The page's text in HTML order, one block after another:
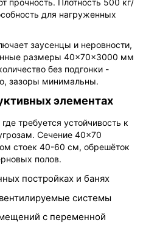
прочность. Плотность 500 кг/
для нагруженных
заусенцы и неровности,
размеры 40×70×3000 мм
без подгонки -
зазоры минимальны.
элементах
требуется устойчивость к
Сечение 40×70
стоек 40-60 см, обрешёток
полов.
постройках и банях
системы
с переменной